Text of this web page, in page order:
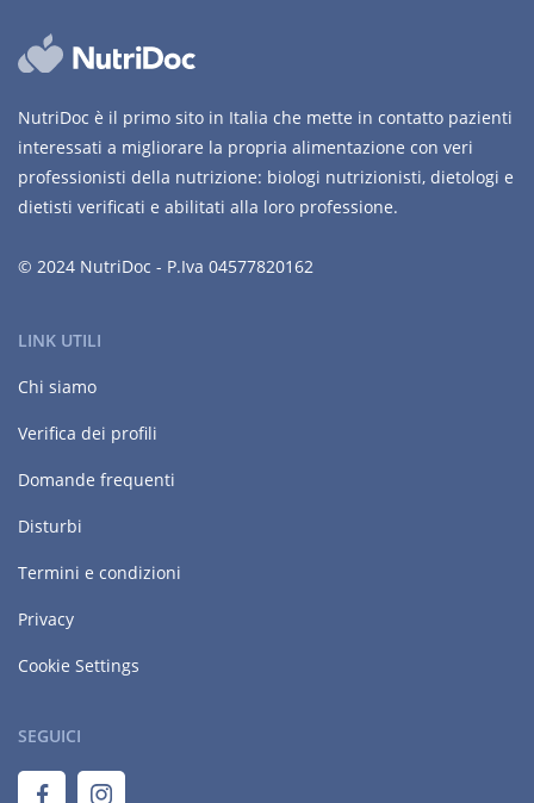
NutriDoc è il primo sito in Italia che mette in contatto pazienti
interessati a migliorare la propria alimentazione con veri
professionisti della nutrizione: biologi nutrizionisti, dietologi e
dietisti verificati e abilitati alla loro professione.
© 2024 NutriDoc - P.Iva 04577820162
LINK UTILI
Chi siamo
Verifica dei profili
Domande frequenti
Disturbi
Termini e condizioni
Privacy
Cookie Settings
SEGUICI